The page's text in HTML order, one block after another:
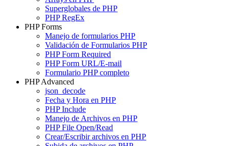
Superglobales de PHP
PHP RegEx
PHP Forms
Manejo de formularios PHP
Validación de Formularios PHP
PHP Form Required
PHP Form URL/E-mail
Formulario PHP completo
PHP Advanced
json_decode
Fecha y Hora en PHP
PHP Include
Manejo de Archivos en PHP
PHP File Open/Read
Crear/Escribir archivos en PHP